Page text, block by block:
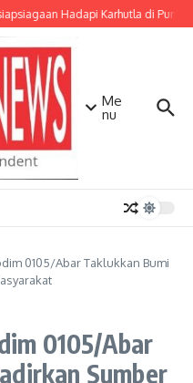
Hadapi Karhutla di
Me
nu
0105/Abar Taklukkan Bumi
0105/Abar
Sumber